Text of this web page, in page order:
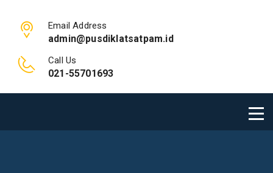
Email Address
admin@pusdiklatsatpam.id
Call Us
021-55701693